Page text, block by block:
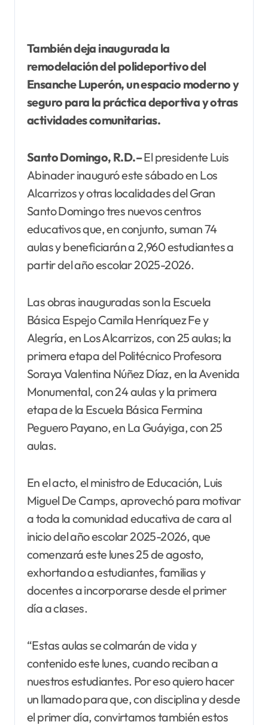
También deja inaugurada la
remodelación del polideportivo del
Ensanche Luperón, un espacio moderno y
seguro para la práctica deportiva y otras
actividades comunitarias.
Santo Domingo, R.D.–El presidente Luis
Abinader inauguró este sábado en Los
Alcarrizos y otras localidades del Gran
Santo Domingo tres nuevos centros
educativos que, en conjunto, suman 74
aulas y beneficiarán a 2,960 estudiantes a
partir del año escolar 2025-2026.
Las obras inauguradas son la Escuela
Básica Espejo Camila Henríquez Fe y
Alegría, en Los Alcarrizos, con 25 aulas; la
primera etapa del Politécnico Profesora
Soraya Valentina Núñez Díaz, en la Avenida
Monumental, con 24 aulas y la primera
etapa de la Escuela Básica Fermina
Peguero Payano, en La Guáyiga, con 25
aulas.
En el acto, el ministro de Educación, Luis
Miguel De Camps, aprovechó para motivar
a toda la comunidad educativa de cara al
inicio del año escolar 2025-2026, que
comenzará este lunes 25 de agosto,
exhortando a estudiantes, familias y
docentes a incorporarse desde el primer
día a clases.
“Estas aulas se colmarán de vida y
contenido este lunes, cuando reciban a
nuestros estudiantes. Por eso quiero hacer
un llamado para que, con disciplina y desde
el primer día, convirtamos también estos